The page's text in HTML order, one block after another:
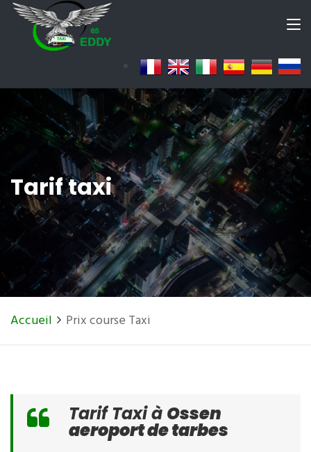
Tarif taxi
Accueil Prix course Taxi
Tarif Taxi à Ossen
aeroport de tarbes